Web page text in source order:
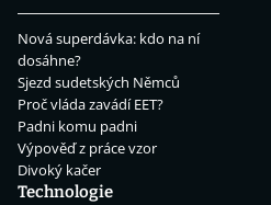
Nová superdávka: kdo na ní
dosáhne?
Sjezd sudetských Němců
Proč vláda zavádí EET?
Padni komu padni
Výpověď z práce vzor
Divoký kačer
Technologie